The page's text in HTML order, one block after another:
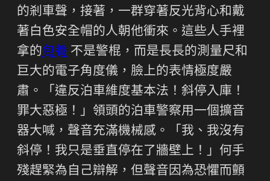
的剎車聲，接著，一群穿著反光背心和戴
著白色安全帽的人朝他衝來。這些人手裡
拿的包養 不是警棍，而是長長的測量尺和
巨大的電子角度儀，臉上的表情極度嚴
肅。「違反泊車維度基本法！斜停入庫！
罪大惡極！」領頭的泊車警察用一個擴音
器大喊，聲音充滿機械感。「我、我沒有
斜停！我只是垂直停在了牆壁上！」何手
殘趕緊為自己辯解，但聲音因為恐懼而顫